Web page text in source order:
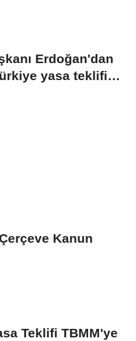
Erdoğan'dan
yasa teklifine
Kanun
Teklifi TBMM'ye